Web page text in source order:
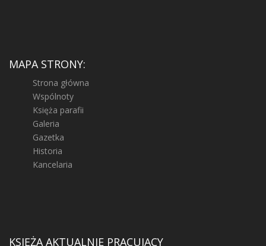
MAPA STRONY:
Strona główna
Wspólnoty
Księża parafii
Galeria
Gazetka
Historia
Kancelaria
KSIĘŻA AKTUALNIE PRACUJĄCY